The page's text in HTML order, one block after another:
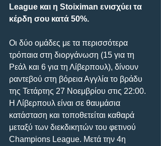
League και η Stoiximan ενισχύει τα
κέρδη σου κατά 50%.
Οι δύο ομάδες με τα περισσότερα
τρόπαια στη διοργάνωση (15 για τη
Ρεάλ και 6 για τη Λίβερπουλ), δίνουν
ραντεβού στη βόρεια Αγγλία το βράδυ
της Τετάρτης 27 Νοεμβρίου στις 22:00.
Η Λίβερπουλ είναι σε θαυμάσια
κατάσταση και τοποθετείται καθαρά
μεταξύ των διεκδικητών του φετινού
Champions League. Μετά την 4η